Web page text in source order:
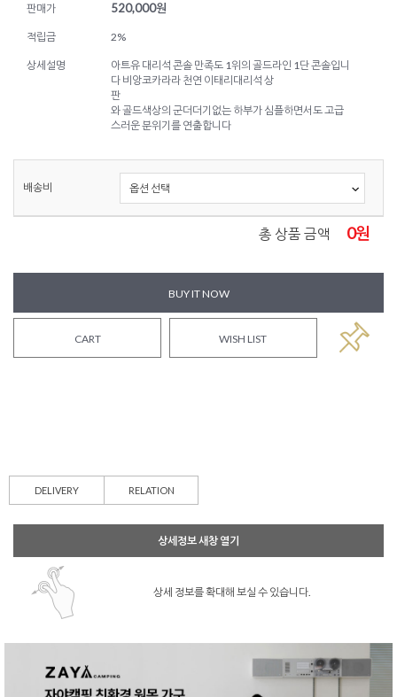
판매가 520,000원
적립금 2%
상세설명
아트유 대리석 콘솔 만족도 1위의 골드라인 1단 콘솔입니
다 비앙코카라라 천연 이태리대리석 상
판
와 골드색상의 군더더기없는 하부가 심플하면서도 고급
스러운 분위기를 연출합니다
배송비
총 상품 금액 0원
BUY IT NOW
CART WISH LIST
DELIVERY RELATION
상세정보 새창 열기
상세 정보를 확대해 보실 수 있습니다.